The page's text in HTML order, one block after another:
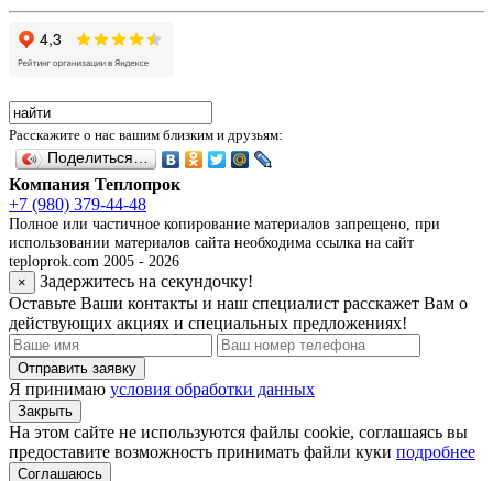
Расскажите о нас вашим близким и друзьям:
Поделиться…
Компания Теплопрок
+7 (980) 379-44-48
Полное или частичное копирование материалов запрещено, при
использовании материалов сайта необходима ссылка на сайт
teploprok.com 2005 - 2026
×
Задержитесь на секундочку!
Оставьте Ваши контакты и наш специалист расскажет Вам о
действующих акциях и специальных предложениях!
Отправить заявку
Я принимаю условия обработки данных
Закрыть
На этом сайте не используются файлы cookie, соглашаясь вы
предоставите возможность принимать файли куки подробнее
Соглашаюсь